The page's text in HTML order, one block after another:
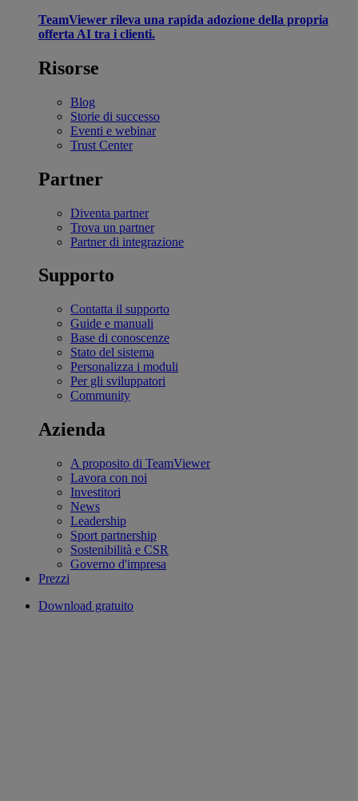
TeamViewer rileva una rapida adozione della propria
offerta AI tra i clienti.
Risorse
Blog
Storie di successo
Eventi e webinar
Trust Center
Partner
Diventa partner
Trova un partner
Partner di integrazione
Supporto
Contatta il supporto
Guide e manuali
Base di conoscenze
Stato del sistema
Personalizza i moduli
Per gli sviluppatori
Community
Azienda
A proposito di TeamViewer
Lavora con noi
Investitori
News
Leadership
Sport partnership
Sostenibilità e CSR
Governo d'impresa
Prezzi
Download gratuito